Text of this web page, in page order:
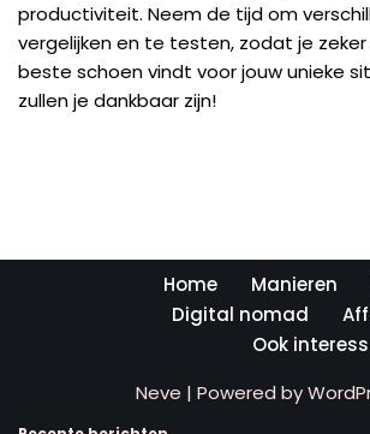
productiviteit. Neem de tijd om
vergelijken en te testen, zodat je
beste schoen vindt voor jouw unieke
zullen je dankbaar zijn!
Home Manieren
Digital nomad
Ook
Neve | Powered by